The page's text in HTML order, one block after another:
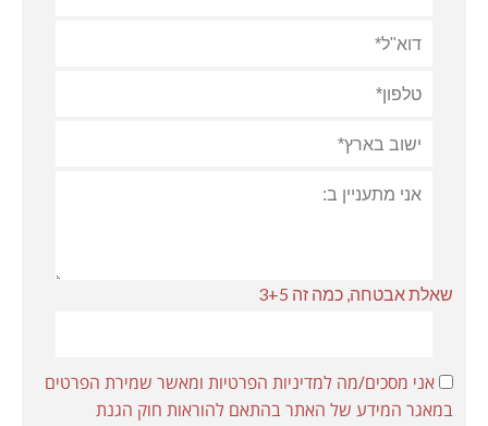
שאלת אבטחה, כמה זה 3+5
אני מסכים/מה למדיניות הפרטיות ומאשר שמירת הפרטים
במאגר המידע של האתר בהתאם להוראות חוק הגנת